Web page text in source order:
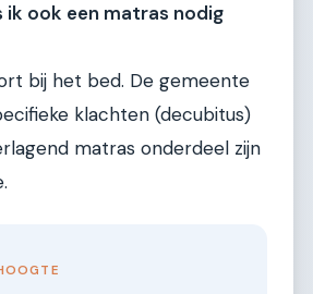
ik ook een matras nodig
bij het bed. De gemeente
klachten (decubitus)
matras onderdeel zijn